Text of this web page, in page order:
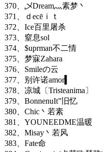
370、乄Dream灬素梦丶
371、ｄecēｉｔ
372、Ice百里屠杀
373、窒息sol
374、$uprman不二情
375、梦寐Zahara
376、Smileの云
377、别许诺amor▍
378、凉城〔Tristeanima〕
379、BonnenuIt”旧忆
380、Chic丶若素
381、YOUNEEDME温暖
382、Misay丶若风
383、Fate命